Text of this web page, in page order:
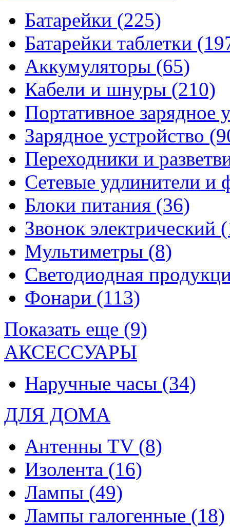
Батарейки (225)
Батарейки таблетки
Аккумуляторы (65)
Кабели и шнуры (210)
Портативное зарядное
Зарядное устройство
Переходники и
Сетевые удлинители и
Блоки питания (36)
Звонок электрический
Мультиметры (8)
Светодиодная
Фонари (113)
Показать еще (9)
АКСЕССУАРЫ
Наручные часы (34)
ДЛЯ ДОМА
Антенны TV (8)
Изолента (16)
Лампы (49)
Лампы галогенные (18)